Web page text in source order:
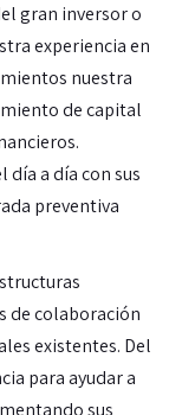
gran inversor o
experiencia en
nuestra
de capital
a día con sus
preventiva
de colaboración
existentes. Del
para ayudar a
sus